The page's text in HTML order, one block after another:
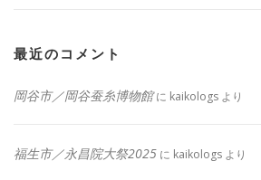
最近のコメント
岡谷市／岡谷蚕糸博物館に kaikologs より
福生市／永昌院大祭2025 に kaikologs より